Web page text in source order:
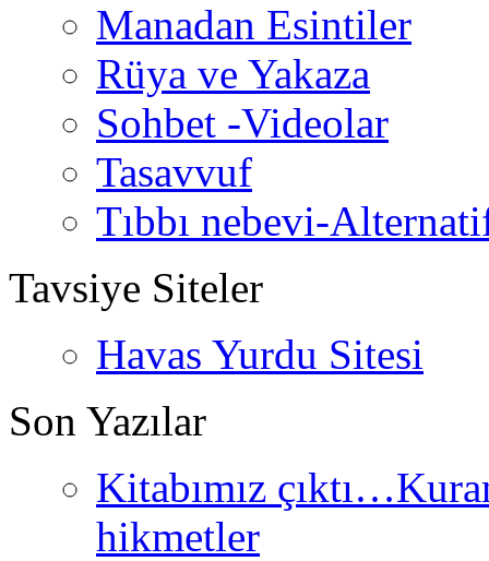
Manadan Esintiler
Rüya ve Yakaza
Sohbet -Videolar
Tasavvuf
Tıbbı nebevi-
Tavsiye Siteler
Havas Yurdu Sitesi
Son Yazılar
Kitabımız
hikmetler